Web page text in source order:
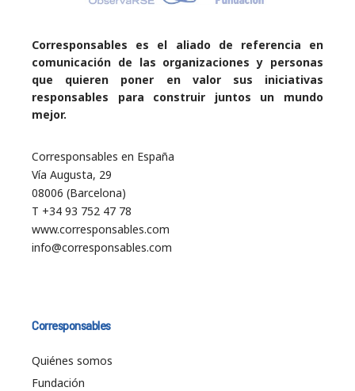
Corresponsables es el aliado de referencia en
comunicación de las organizaciones y personas
que quieren poner en valor sus iniciativas
responsables para construir juntos un mundo
mejor.
Corresponsables en España
Vía Augusta, 29
08006 (Barcelona)
T +34 93 752 47 78
www.corresponsables.com
info@corresponsables.com
Corresponsables
Quiénes somos
Fundación